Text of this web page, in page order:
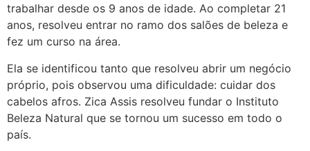
trabalhar desde os 9 anos de idade. Ao completar 21
anos, resolveu entrar no ramo dos salões de beleza e
fez um curso na área.
Ela se identificou tanto que resolveu abrir um negócio
próprio, pois observou uma dificuldade: cuidar dos
cabelos afros. Zica Assis resolveu fundar o Instituto
Beleza Natural que se tornou um sucesso em todo o
país.